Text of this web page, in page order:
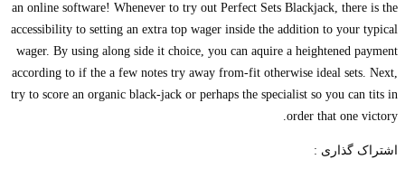
an online software! Whenever to try out Perfect Sets Blackjack, there is the
accessibility to setting an extra top wager inside the addition to your typical
wager. By using along side it choice, you can aquire a heightened payment
according to if the a few notes try away from-fit otherwise ideal sets. Next,
try to score an organic black-jack or perhaps the specialist so you can tits in
order that one victory.
اشتراک گذاری :